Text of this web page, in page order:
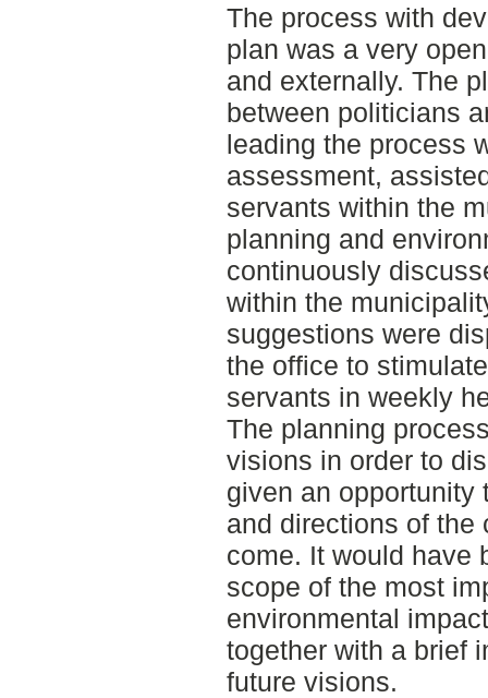
The process with
plan was a very
and externally. The
between politicians
leading the process
assessment,
servants within the
planning and
continuously
within the
suggestions were
the office to
servants in weekly
The planning
visions in order to
given an opportunity
and directions of the
come. It would have
scope of the most
environmental
together with a brief
future visions.